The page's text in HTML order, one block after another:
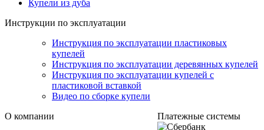
Купели из дуба
Инструкции по эксплуатации
Инструкция по эксплуатации пластиковых
купелей
Инструкция по эксплуатации деревянных купелей
Инструкция по эксплуатации купелей с
пластиковой вставкой
Видео по сборке купели
О компании
Платежные системы